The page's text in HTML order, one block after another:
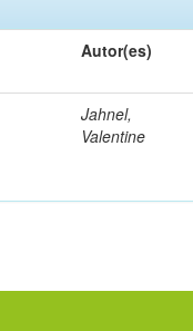
Autor(es)
Jahnel,
Valentine